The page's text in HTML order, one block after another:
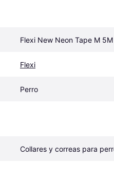
Flexi New Neon Tape M 5M
Flexi
Perro
Collares y correas para